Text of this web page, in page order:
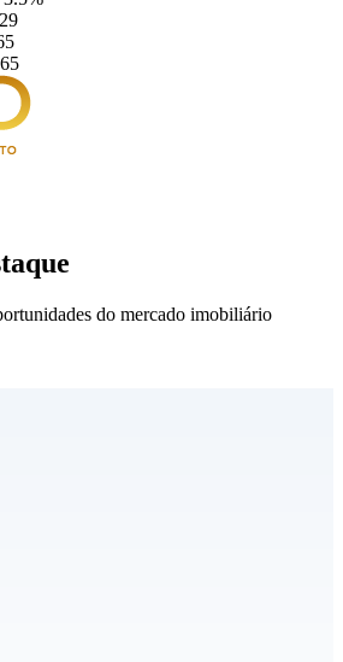
do mercado imobiliário